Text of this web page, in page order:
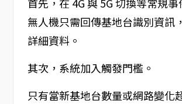
無人機只需回傳基地台識別資訊
詳細資料。
其次，系統加入觸發門檻。
只有當新基地台數量或網路變化